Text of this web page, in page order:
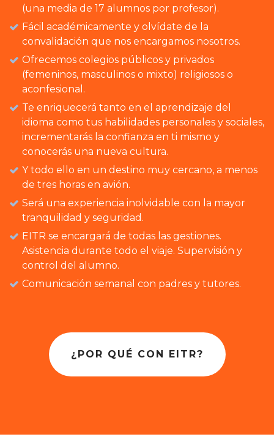
(una media de 17 alumnos por profesor).
Fácil académicamente y olvídate de la
convalidación que nos encargamos nosotros.
Ofrecemos colegios públicos y privados
(femeninos, masculinos o mixto) religiosos o
aconfesional.
Te enriquecerá tanto en el aprendizaje del
idioma como tus habilidades personales y sociales,
incrementarás la confianza en ti mismo y
conocerás una nueva cultura.
Y todo ello en un destino muy cercano, a menos
de tres horas en avión.
Será una experiencia inolvidable con la mayor
tranquilidad y seguridad.
EITR se encargará de todas las gestiones.
Asistencia durante todo el viaje. Supervisión y
control del alumno.
Comunicación semanal con padres y tutores.
¿POR QUÉ CON EITR?